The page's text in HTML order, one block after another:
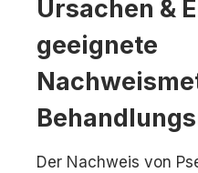
Ursachen &
geeignete
Der Nachweis von